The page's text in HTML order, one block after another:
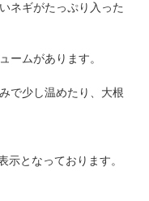
ネギがたっぷり入った
ームがあります。
で少し温めたり、大根
となっております。